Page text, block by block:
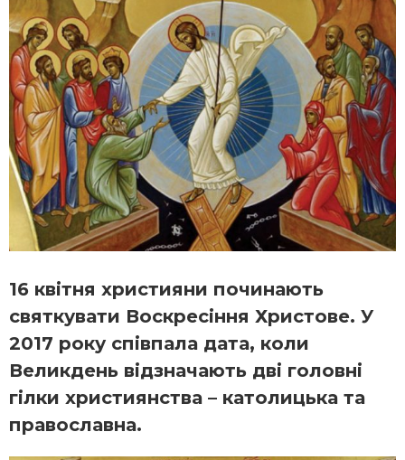
16 квітня християни починають
святкувати Воскресіння Христове. У
2017 року співпала дата, коли
Великдень відзначають дві головні
гілки християнства – католицька та
православна.